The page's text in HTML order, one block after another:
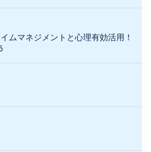
ムマネジメントと心理有効活用！